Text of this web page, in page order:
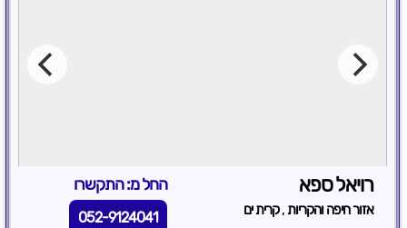
רויאל ספא החל מ: התקשרו
אזור חיפה והקריות,קרית ים 052-9124041